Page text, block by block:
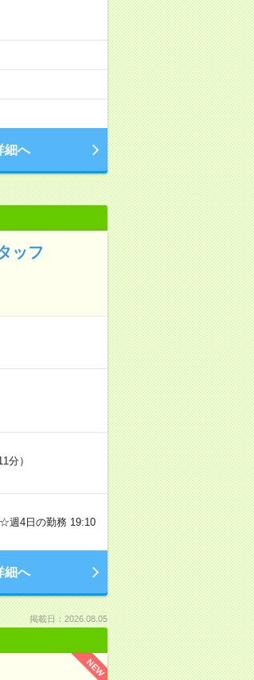
細へ
ッフ
分）
週4日の勤務 19:10
細へ
掲載日：2026.08.05
NEW